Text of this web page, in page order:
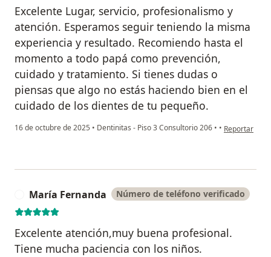
Excelente Lugar, servicio, profesionalismo y
atención. Esperamos seguir teniendo la misma
experiencia y resultado. Recomiendo hasta el
momento a todo papá como prevención,
cuidado y tratamiento. Si tienes dudas o
piensas que algo no estás haciendo bien en el
cuidado de los dientes de tu pequeño.
16 de octubre de 2025 • Dentinitas - Piso 3 Consultorio 206 • • en opinión
Reportar
María Fernanda Número de teléfono verificado
Excelente atención,muy buena profesional.
Tiene mucha paciencia con los niños.